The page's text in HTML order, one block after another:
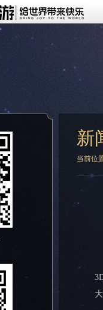
新
当前位